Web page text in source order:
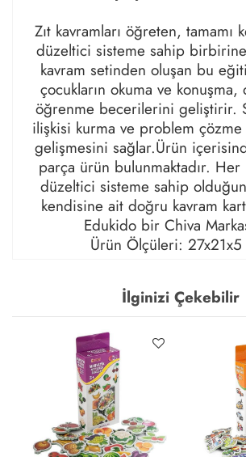
Zıt kavramları öğreten, tamamı
düzeltici sisteme sahip
kavram setinden oluşan bu
çocukların okuma ve konuşma,
öğrenme becerilerini geliştirir.
ilişkisi kurma ve problem
gelişmesini sağlar.Ürün
parça ürün bulunmaktadır. Her
düzeltici sisteme sahip
kendisine ait doğru kavram
Edukido bir Chiva
Ürün Ölçüleri: 27x21x5
İlginizi Çekebilir